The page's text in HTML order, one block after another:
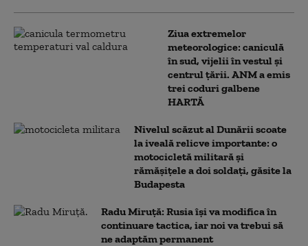
Ziua extremelor
meteorologice: caniculă
în sud, vijelii în vestul și
centrul țării. ANM a emis
trei coduri galbene
HARTĂ
Nivelul scăzut al Dunării scoate
la iveală relicve importante: o
motocicletă militară și
rămășițele a doi soldați, găsite la
Budapesta
Radu Miruță: Rusia își va modifica în
continuare tactica, iar noi va trebui să
ne adaptăm permanent